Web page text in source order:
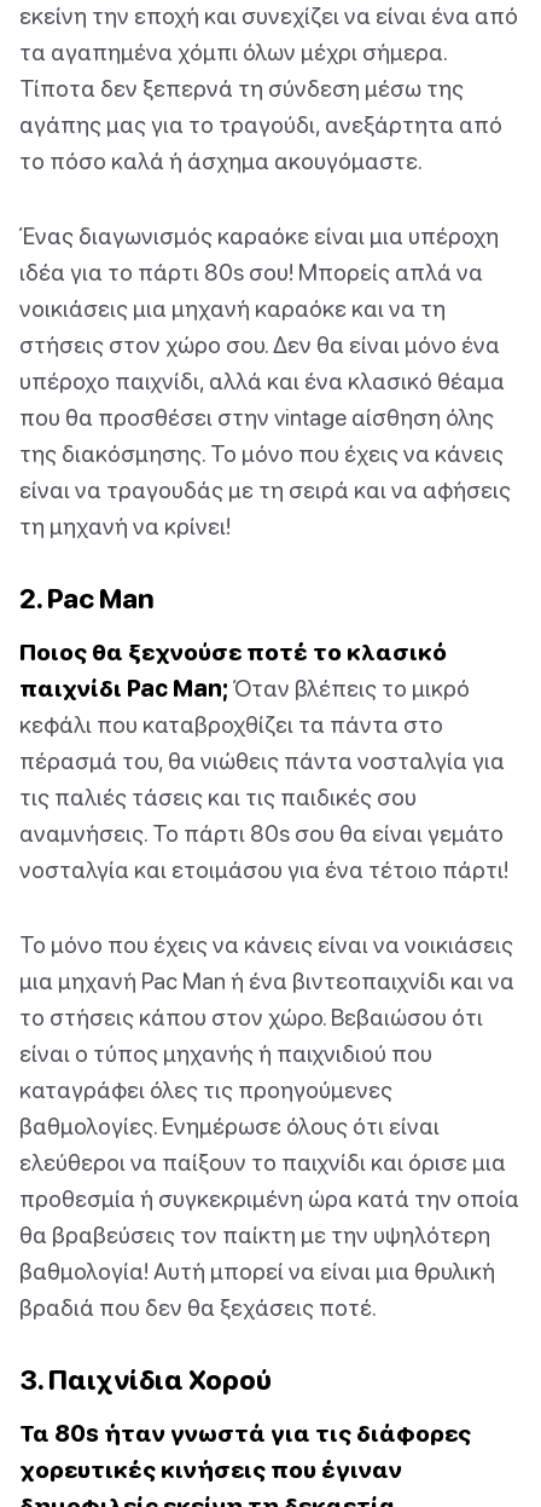
εκείνη την εποχή και συνεχίζει να είναι ένα από
τα αγαπημένα χόμπι όλων μέχρι σήμερα.
Τίποτα δεν ξεπερνά τη σύνδεση μέσω της
αγάπης μας για το τραγούδι, ανεξάρτητα από
το πόσο καλά ή άσχημα ακουγόμαστε.
Ένας διαγωνισμός καραόκε είναι μια υπέροχη
ιδέα για το πάρτι 80s σου! Μπορείς απλά να
νοικιάσεις μια μηχανή καραόκε και να τη
στήσεις στον χώρο σου. Δεν θα είναι μόνο ένα
υπέροχο παιχνίδι, αλλά και ένα κλασικό θέαμα
που θα προσθέσει στην vintage αίσθηση όλης
της διακόσμησης. Το μόνο που έχεις να κάνεις
είναι να τραγουδάς με τη σειρά και να αφήσεις
τη μηχανή να κρίνει!
2. Pac Man
Ποιος θα ξεχνούσε ποτέ το κλασικό
παιχνίδι Pac Man; Όταν βλέπεις το μικρό
κεφάλι που καταβροχθίζει τα πάντα στο
πέρασμά του, θα νιώθεις πάντα νοσταλγία για
τις παλιές τάσεις και τις παιδικές σου
αναμνήσεις. Το πάρτι 80s σου θα είναι γεμάτο
νοσταλγία και ετοιμάσου για ένα τέτοιο πάρτι!
Το μόνο που έχεις να κάνεις είναι να νοικιάσεις
μια μηχανή Pac Man ή ένα βιντεοπαιχνίδι και να
το στήσεις κάπου στον χώρο. Βεβαιώσου ότι
είναι ο τύπος μηχανής ή παιχνιδιού που
καταγράφει όλες τις προηγούμενες
βαθμολογίες. Ενημέρωσε όλους ότι είναι
ελεύθεροι να παίξουν το παιχνίδι και όρισε μια
προθεσμία ή συγκεκριμένη ώρα κατά την οποία
θα βραβεύσεις τον παίκτη με την υψηλότερη
βαθμολογία! Αυτή μπορεί να είναι μια θρυλική
βραδιά που δεν θα ξεχάσεις ποτέ.
3. Παιχνίδια Χορού
Τα 80s ήταν γνωστά για τις διάφορες
χορευτικές κινήσεις που έγιναν